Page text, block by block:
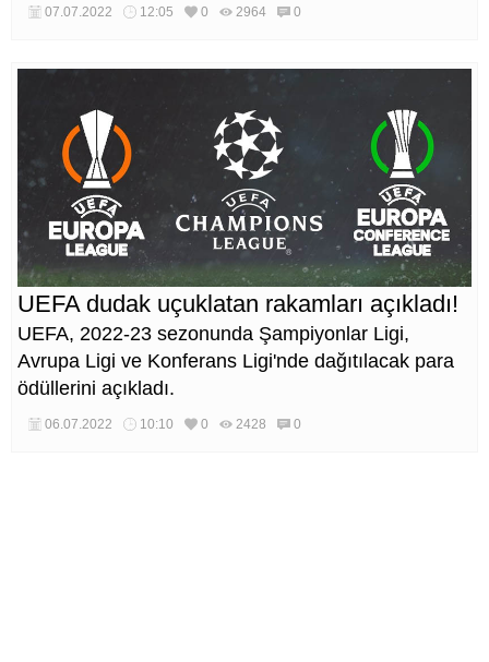
07.07.2022 12:05 0 2964 0
UEFA dudak uçuklatan rakamları açıkladı!
UEFA, 2022-23 sezonunda Şampiyonlar Ligi,
Avrupa Ligi ve Konferans Ligi'nde dağıtılacak para
ödüllerini açıkladı.
06.07.2022 10:10 0 2428 0